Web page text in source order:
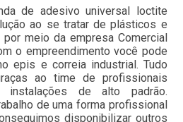
de adesivo universal loctite
ao se tratar de plásticos e
por meio da empresa Comercial
o empreendimento você pode
epis e correia industrial. Tudo
ao time de profissionais
de alto padrão.
de uma forma profissional
disponibilizar outros